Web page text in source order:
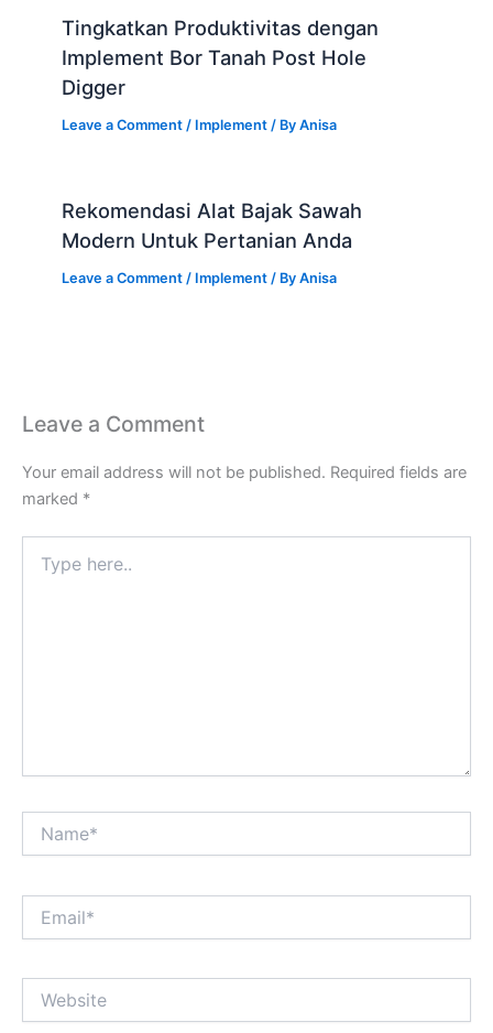
Tingkatkan Produktivitas dengan
Implement Bor Tanah Post Hole
Digger
Leave a Comment / Implement / ByAnisa
Rekomendasi Alat Bajak Sawah
Modern Untuk Pertanian Anda
Leave a Comment / Implement / ByAnisa
Leave a Comment
Your email address will not be published. Required fields are
marked *
here..